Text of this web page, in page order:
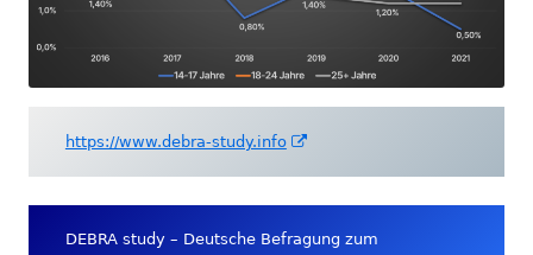
https://www.debra-study.info
Fenster
öffnen
DEBRA study – Deutsche Befragung zum